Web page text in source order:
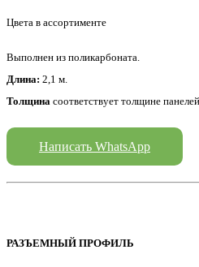
Цвета в ассортименте
Выполнен из поликарбоната.
Длина: 2,1 м.
Толщина соответствует толщине
Написать WhatsApp
РАЗЪЕМНЫЙ ПРОФИЛЬ